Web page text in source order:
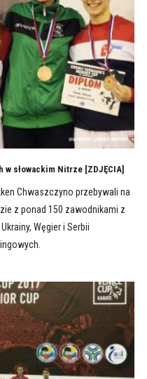
w słowackim Nitrze [ZDJĘCIA]
Chwaszczyno przebywali na
z ponad 150 zawodnikami z
Węgier i Serbii